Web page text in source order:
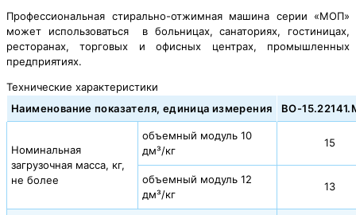
Профессиональная стирально-отжимная машина серии «МОП»
может использоваться в больницах, санаториях, гостиницах,
ресторанах, торговых и офисных центрах, промышленных
предприятиях.
Технические характеристики
Наименование показателя, единица измерения
ВО-
Номинальная
загрузочная масса, кг,
не более
объемный модуль 10
дм³/кг
15
объемный модуль 12
дм³/кг
13